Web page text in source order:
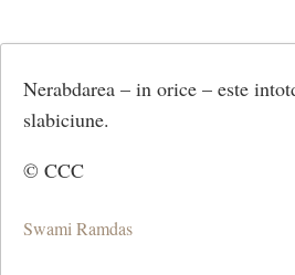
Nerabdarea – in orice – este
slabiciune.
© CCC
Swami Ramdas